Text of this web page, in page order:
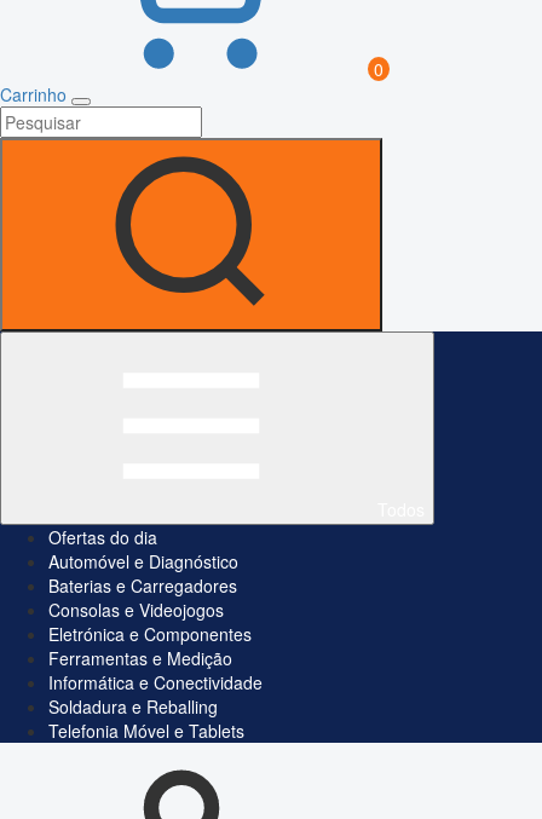
0
Carrinho
Ofertas do dia
Automóvel e Diagnóstico
Baterias e Carregadores
Consolas e Videojogos
Eletrónica e Componentes
Ferramentas e Medição
Informática e Conectividade
Soldadura e Reballing
Telefonia Móvel e Tablets